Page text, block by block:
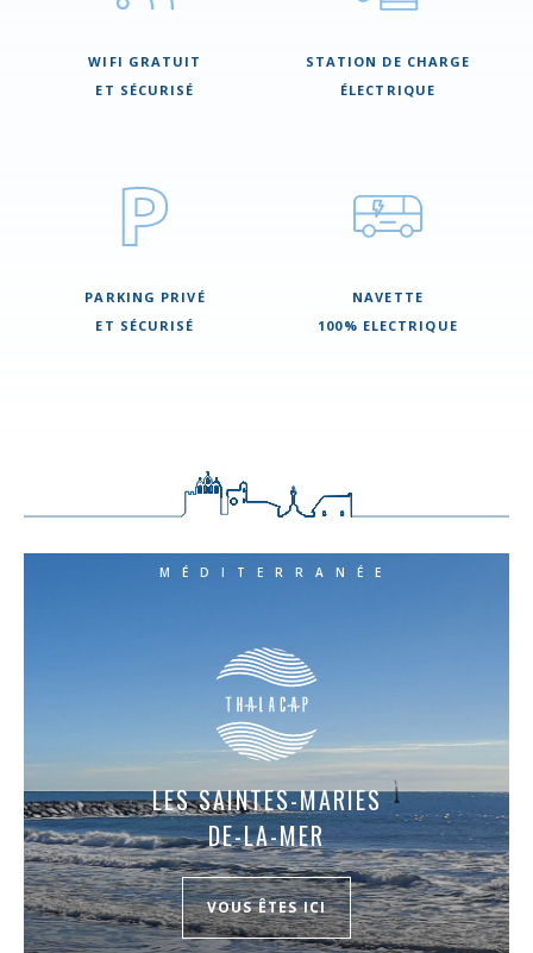
WIFI GRATUIT
ET SÉCURISÉ
STATION DE CHARGE
ÉLECTRIQUE
PARKING PRIVÉ
ET SÉCURISÉ
NAVETTE
100% ELECTRIQUE
LES SAINTES-MARIES
DE-LA-MER
VOUS ÊTES ICI
MÉDITERRANÉE